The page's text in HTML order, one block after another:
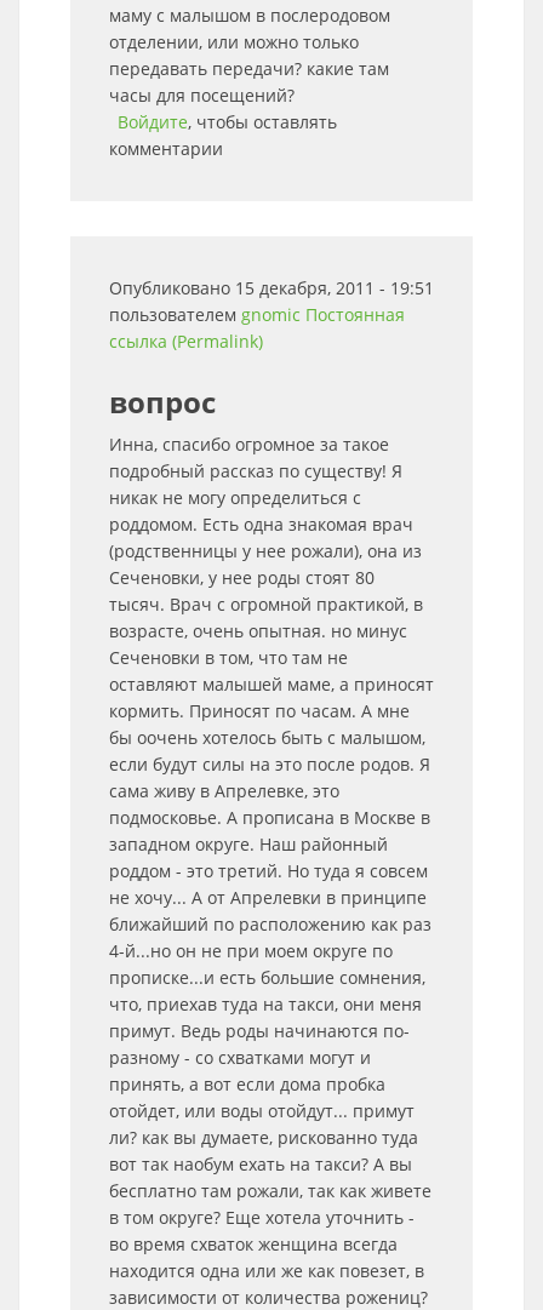
маму с малышом в послеродовом
отделении, или можно только
передавать передачи? какие там
часы для посещений?
Войдите, чтобы оставлять
комментарии
Опубликовано 15 декабря, 2011 - 19:51
пользователем gnomic Постоянная
ссылка (Permalink)
вопрос
Инна, спасибо огромное за такое
подробный рассказ по существу! Я
никак не могу определиться с
роддомом. Есть одна знакомая врач
(родственницы у нее рожали), она из
Сеченовки, у нее роды стоят 80
тысяч. Врач с огромной практикой, в
возрасте, очень опытная. но минус
Сеченовки в том, что там не
оставляют малышей маме, а приносят
кормить. Приносят по часам. А мне
бы оочень хотелось быть с малышом,
если будут силы на это после родов. Я
сама живу в Апрелевке, это
подмосковье. А прописана в Москве в
западном округе. Наш районный
роддом - это третий. Но туда я совсем
не хочу... А от Апрелевки в принципе
ближайший по расположению как раз
4-й...но он не при моем округе по
прописке...и есть большие сомнения,
что, приехав туда на такси, они меня
примут. Ведь роды начинаются по-
разному - со схватками могут и
принять, а вот если дома пробка
отойдет, или воды отойдут... примут
ли? как вы думаете, рискованно туда
вот так наобум ехать на такси? А вы
бесплатно там рожали, так как живете
в том округе? Еще хотела уточнить -
во время схваток женщина всегда
находится одна или же как повезет, в
зависимости от количества рожениц?